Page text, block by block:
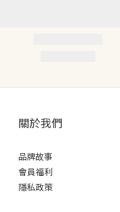
關於我們
品牌故事
會員福利
隱私政策